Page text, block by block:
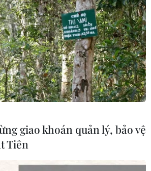
báo trước khả
Iran
giao khoán quản lý, bảo vệ
Tiên